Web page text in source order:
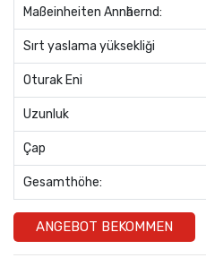
Maßeinheiten Annӓhernd:
Sırt yaslama yüksekliği
Oturak Eni
Uzunluk
Çap
Gesamthöhe:
ANGEBOT BEKOMMEN